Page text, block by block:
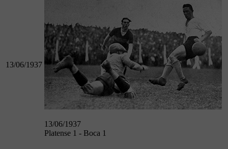
13/06/1937
13/06/1937
Platense 1 - Boca 1